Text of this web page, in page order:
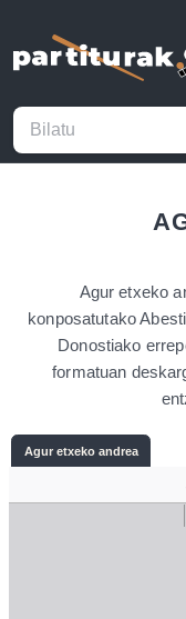
Agur etxeko
konposatutako
Donostiako
formatuan
Agur etxeko andrea